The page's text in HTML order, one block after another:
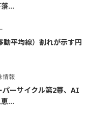
...
動平均線）割れが示す円
情報
パーサイクル第2幕、AI
...